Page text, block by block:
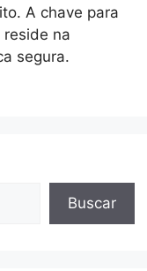
A chave para
na
segura.
Buscar